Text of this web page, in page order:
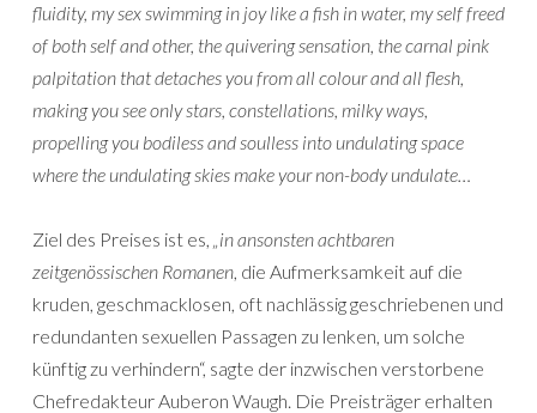
fluidity, my sex swimming in joy like a fish in water, my self freed
of both self and other, the quivering sensation, the carnal pink
palpitation that detaches you from all colour and all flesh,
making you see only stars, constellations, milky ways,
propelling you bodiless and soulless into undulating space
where the undulating skies make your non-body undulate…
Ziel des Preises ist es, „in ansonsten achtbaren
zeitgenössischen Romanen, die Aufmerksamkeit auf die
kruden, geschmacklosen, oft nachlässig geschriebenen und
redundanten sexuellen Passagen zu lenken, um solche
künftig zu verhindern“, sagte der inzwischen verstorbene
Chefredakteur Auberon Waugh. Die Preisträger erhalten